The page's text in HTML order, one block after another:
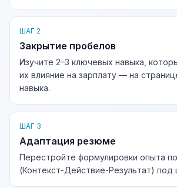
ШАГ 2
Закрытие пробелов
Изучите 2–3 ключевых навыка,
их влияние на зарплату — на
навыка.
ШАГ 3
Адаптация резюме
Перестройте формулировки опыта
(Контекст-Действие-Результат) под